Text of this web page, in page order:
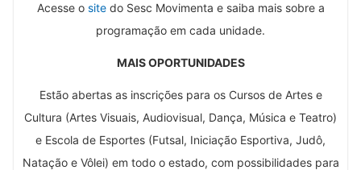
Acesse o sitedo Sesc Movimenta e saiba mais sobre a
programação em cada unidade.
MAIS OPORTUNIDADES
Estão abertas as inscrições para os Cursos de Artes e
Cultura (Artes Visuais, Audiovisual, Dança, Música e Teatro)
e Escola de Esportes (Futsal, Iniciação Esportiva, Judô,
Natação e Vôlei) em todo o estado, com possibilidades para